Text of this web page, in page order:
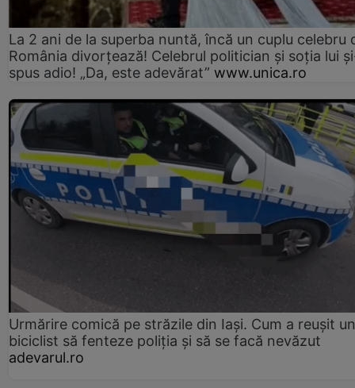
La 2 ani de la superba nuntă, încă un cuplu celebru
România divorțează! Celebrul politician și soția lui
spus adio! „Da, este adevărat” www.unica.ro
Urmărire comică pe străzile din Iași. Cum a reușit un
biciclist să fenteze poliția și să se facă nevăzut
adevarul.ro